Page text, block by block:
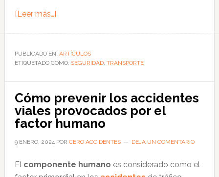
[Leer más…]acerca
de
las
deben
considerar
en
la
vial
PUBLICADO EN: ARTÍCULOS
ETIQUETADO COMO: SEGURIDAD, TRANSPORTE
Cómo prevenir los accidentes
viales provocados por el
factor humano
9 ENERO, 2024POR CERO ACCIDENTES DEJA UN COMENTARIO
El componente humano es considerado como el